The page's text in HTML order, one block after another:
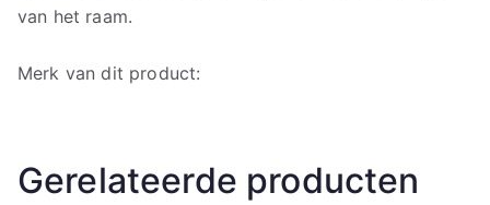
van het raam.
Merk van dit product:
Gerelateerde producten